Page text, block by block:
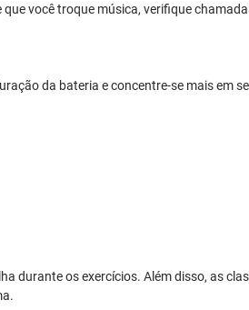
você troque música, verifique
da bateria e concentre-se mais em
durante os exercícios. Além disso, as